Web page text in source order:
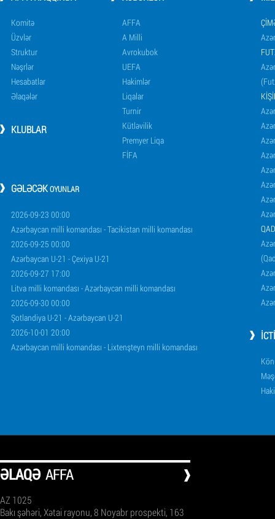
Komitə
Üzvlər
Struktur
Nəşrlər
Hesabatlar
Əlaqələr
KLUBLAR
AFFA
A Milli
Avrokubok
UEFA
Hakimlər
Liqalar
Turnir
Kütləvilik
Premyer Liqa
FİFA
GƏLƏCƏKOYUNLAR
2026-09-23 00:00
Azərbaycan milli komandası - Tacikistan milli komandası
2026-09-25 00:00
Azərbaycan U-21 - Çexiya U-21
2026-09-27 17:00
Litva milli komandası - Azərbaycan milli komandası
2026-09-30 00:00
Şotlandiya U-21 - Azərbaycan U-21
2026-10-01 20:00
Azərbaycan milli komandası - Lixtenşteyn milli komandası
ƏLAQƏ AFFA
AZ 1025
Bakı şəhəri, Xətai rayonu, 8 Noyabr prospekti, 163